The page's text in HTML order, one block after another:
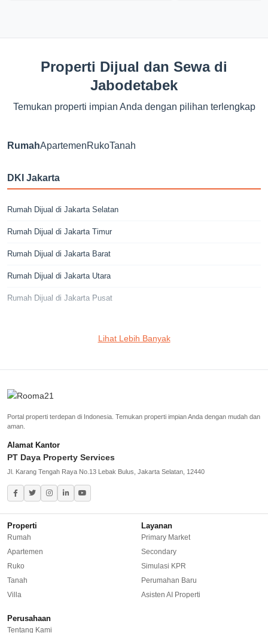
Properti Dijual dan Sewa di
Jabodetabek
Temukan properti impian Anda dengan pilihan terlengkap
RumahApartemenRukoTanah
DKI Jakarta
Rumah Dijual di Jakarta Selatan
Rumah Dijual di Jakarta Timur
Rumah Dijual di Jakarta Barat
Rumah Dijual di Jakarta Utara
Rumah Dijual di Jakarta Pusat
Rumah Dijual di Kebayoran Baru
Rumah Dijual di Cinere
Rumah Dijual di Bekasi
Rumah Dijual di Bogor
Rumah Dijual di Tangerang Selatan
Rumah Dijual di Depok
Lihat Lebih Banyak
Portal properti terdepan di Indonesia. Temukan properti impian Anda dengan mudah dan
aman.
Alamat Kantor
PT Daya Property Services
Jl. Karang Tengah Raya No.13 Lebak Bulus, Jakarta Selatan, 12440
Properti
Rumah
Apartemen
Ruko
Tanah
Villa
Layanan
Primary Market
Secondary
Simulasi KPR
Perumahan Baru
Asisten AI Properti
Perusahaan
Tentang Kami